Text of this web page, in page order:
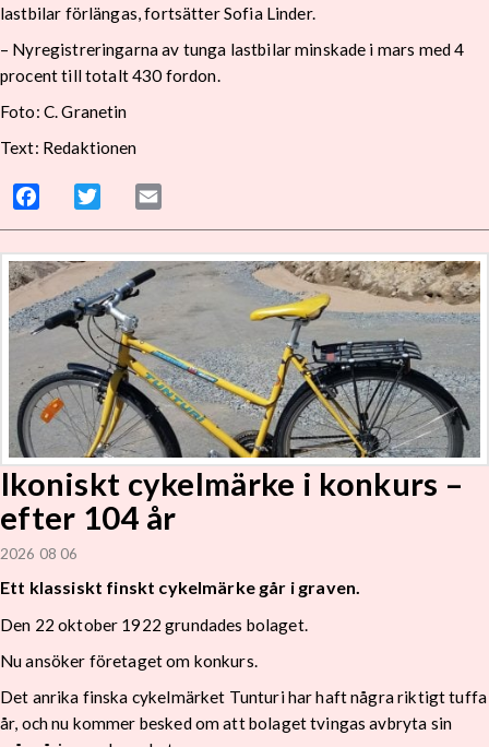
lastbilar förlängas, fortsätter Sofia Linder.
– Nyregistreringarna av tunga lastbilar minskade i mars med 4
procent till totalt 430 fordon.
Foto: C. Granetin
Text: Redaktionen
Facebook Twitter
Ikoniskt cykelmärke i konkurs –
efter 104 år
2026 08 06
Ett klassiskt finskt cykelmärke går i graven.
Den 22 oktober 1922 grundades bolaget.
Nu ansöker företaget om konkurs.
Det anrika finska cykelmärket Tunturi har haft några riktigt tuffa
år, och nu kommer besked om att bolaget tvingas avbryta sin